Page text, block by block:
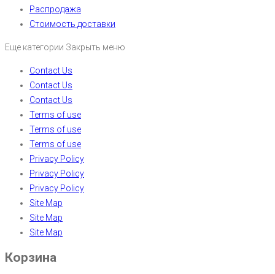
Распродажа
Стоимость доставки
Еще категории Закрыть меню
Contact Us
Contact Us
Contact Us
Terms of use
Terms of use
Terms of use
Privacy Policy
Privacy Policy
Privacy Policy
Site Map
Site Map
Site Map
Корзина